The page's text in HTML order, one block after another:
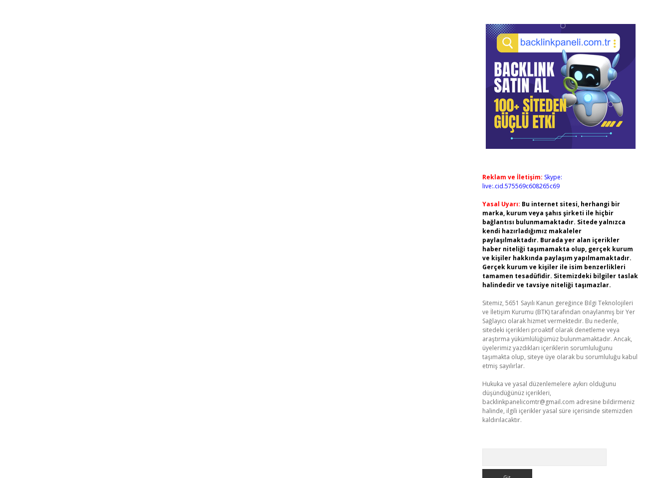
Reklam ve İletişim: Skype:
live:.cid.575569c608265c69
Yasal Uyarı: Bu internet sitesi, herhangi bir
marka, kurum veya şahıs şirketi ile hiçbir
bağlantısı bulunmamaktadır. Sitede yalnızca
kendi hazırladığımız makaleler
paylaşılmaktadır. Burada yer alan içerikler
haber niteliği taşımamakta olup, gerçek kurum
ve kişiler hakkında paylaşım yapılmamaktadır.
Gerçek kurum ve kişiler ile isim benzerlikleri
tamamen tesadüfidir. Sitemizdeki bilgiler taslak
halindedir ve tavsiye niteliği taşımazlar.
Sitemiz, 5651 Sayılı Kanun gereğince Bilgi Teknolojileri
ve İletişim Kurumu (BTK) tarafından onaylanmış bir Yer
Sağlayıcı olarak hizmet vermektedir. Bu nedenle,
sitedeki içerikleri proaktif olarak denetleme veya
araştırma yükümlülüğümüz bulunmamaktadır. Ancak,
üyelerimiz yazdıkları içeriklerin sorumluluğunu
taşımakta olup, siteye üye olarak bu sorumluluğu kabul
etmiş sayılırlar.
Hukuka ve yasal düzenlemelere aykırı olduğunu
düşündüğünüz içerikleri,
backlinkpanelicomtr@gmail.com adresine bildirmeniz
halinde, ilgili içerikler yasal süre içerisinde sitemizden
kaldırılacaktır.